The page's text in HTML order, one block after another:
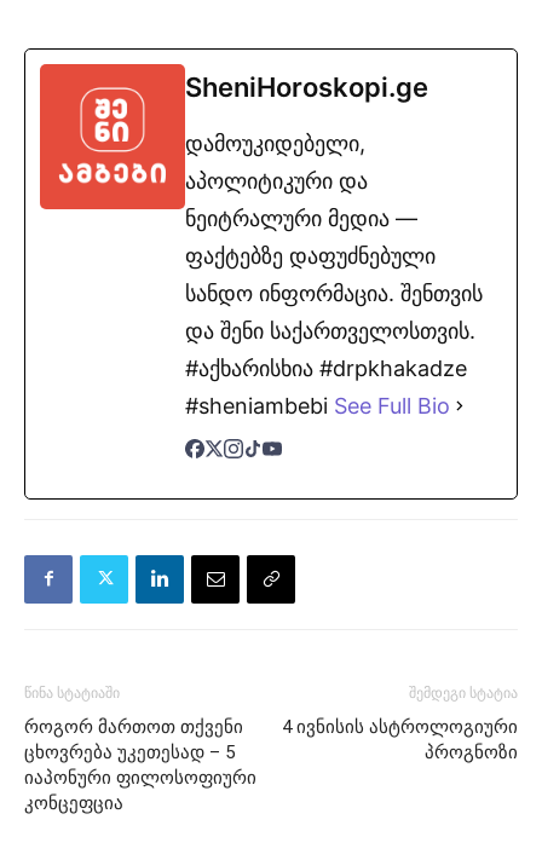
SheniHoroskopi.ge
დამოუკიდებელი,
აპოლიტიკური და
ნეიტრალური მედია —
ფაქტებზე დაფუძნებული
სანდო ინფორმაცია. შენთვის
და შენი საქართველოსთვის.
#აქხარისხია #drpkhakadze
#sheniambebi See Full Bio
წინა სტატიაში
როგორ მართოთ თქვენი
ცხოვრება უკეთესად – 5
იაპონური ფილოსოფიური
კონცეფცია
შემდეგი სტატია
4 ივნისის ასტროლოგიური
პროგნოზი